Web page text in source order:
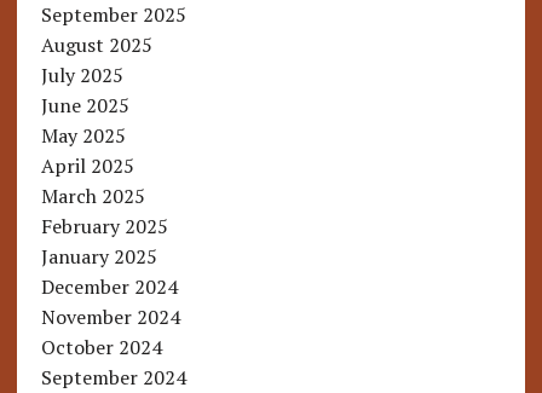
September 2025
August 2025
July 2025
June 2025
May 2025
April 2025
March 2025
February 2025
January 2025
December 2024
November 2024
October 2024
September 2024